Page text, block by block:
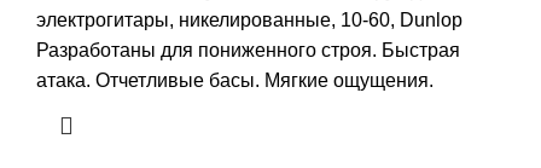
электрогитары, никелированные, 10-60, Dunlop
Разработаны для пониженного строя. Быстрая
атака. Отчетливые басы. Мягкие ощущения.